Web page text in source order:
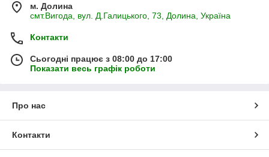
м. Долина
смт.Вигода, вул. Д.Галицького, 73, Долина, Україна
Контакти
Сьогодні працює з 08:00 до 17:00
Показати весь графік роботи
Про нас
Контакти